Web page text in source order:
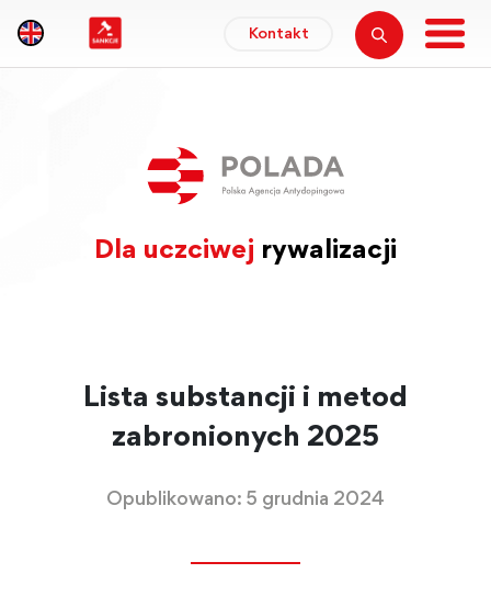
Kontakt
Dla uczciwej rywalizacji
Lista substancji i metod
zabronionych 2025
Opublikowano: 5 grudnia 2024